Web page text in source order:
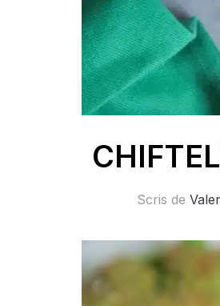
Scris de